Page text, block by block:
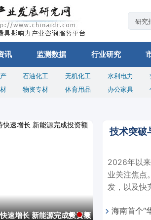
讯 监测数据 行业研究
石油化工 无机化工 水利电力
物资专材 体育用品 办公家具
速增长 新能源完成投资额
技术突破
2026年以
业关注焦点
发，以及快
海南首个“